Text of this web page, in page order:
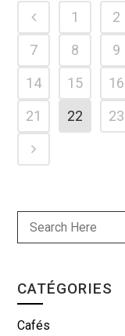
1 2
7
8 9
14
15 16
21
22 23
CATÉGORIES
Cafés